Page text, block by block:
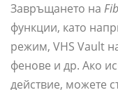
Завръщането на
функции, като
режим, VHS Vault
фенове и др. Ако
действие, можете